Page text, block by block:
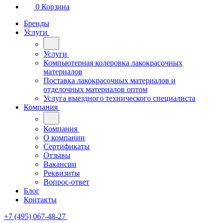
0 Корзина
Бренды
Услуги
Услуги
Компьютерная колеровка лакокрасочных
материалов
Поставка лакокрасочных материалов и
отделочных материалов оптом
Услуга выездного технического специалиста
Компания
Компания
О компании
Сертификаты
Отзывы
Вакансии
Реквизиты
Вопрос-ответ
Блог
Контакты
+7 (495) 067-48-27